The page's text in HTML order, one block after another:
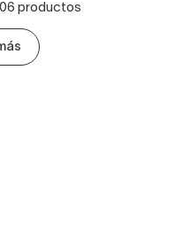
productos